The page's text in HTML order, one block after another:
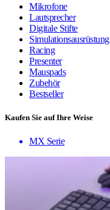
Mikrofone
Lautsprecher
Digitale Stifte
Simulationsausrüstung
Racing
Presenter
Mauspads
Zubehör
Bestseller
Kaufen Sie auf Ihre Weise
MX Serie